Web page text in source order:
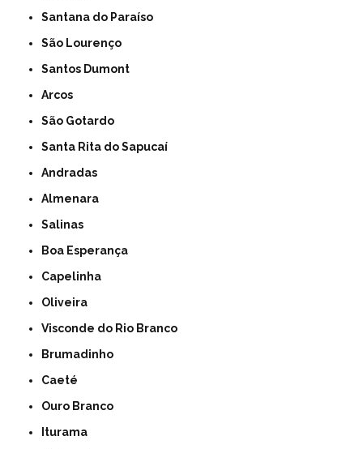
Santana do Paraíso
São Lourenço
Santos Dumont
Arcos
São Gotardo
Santa Rita do Sapucaí
Andradas
Almenara
Salinas
Boa Esperança
Capelinha
Oliveira
Visconde do Rio Branco
Brumadinho
Caeté
Ouro Branco
Iturama